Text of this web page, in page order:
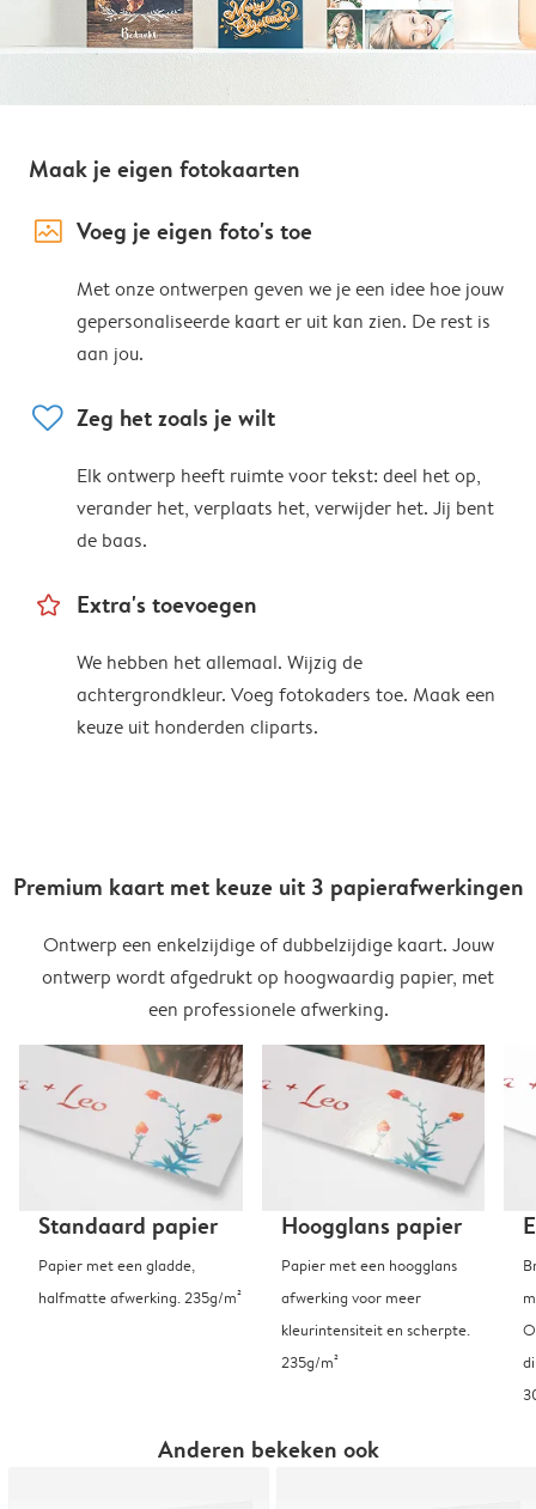
Maak je eigen fotokaarten
image_placeholder Voeg je eigen foto's toe
Met onze ontwerpen geven we je een idee hoe jouw
gepersonaliseerde kaart er uit kan zien. De rest is
aan jou.
heart Zeg het zoals je wilt
Elk ontwerp heeft ruimte voor tekst: deel het op,
verander het, verplaats het, verwijder het. Jij bent
de baas.
star_outline Extra's toevoegen
We hebben het allemaal. Wijzig de
achtergrondkleur. Voeg fotokaders toe. Maak een
keuze uit honderden cliparts.
Premium kaart met keuze uit 3 papierafwerkingen
Ontwerp een enkelzijdige of dubbelzijdige kaart. Jouw
ontwerp wordt afgedrukt op hoogwaardig papier, met
een professionele afwerking.
Standaard papier
Papier met een gladde,
halfmatte afwerking. 235g/m²
Hoogglans papier
Papier met een hoogglans
afwerking voor meer
kleurintensiteit en scherpte.
235g/m²
Anderen bekeken ook